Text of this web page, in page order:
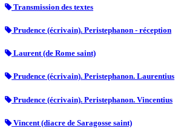
Transmission des textes
Prudence (écrivain). Peristephanon - réception
Laurent (de Rome saint)
Prudence (écrivain). Peristephanon. Laurentius
Prudence (écrivain). Peristephanon. Vincentius
Vincent (diacre de Saragosse saint)